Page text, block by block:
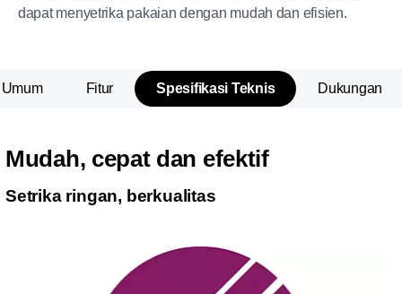
dapat menyetrika pakaian dengan mudah dan efisien.
Fitur Spesifikasi Teknis Dukungan
Mudah, cepat dan efektif
Setrika ringan, berkualitas